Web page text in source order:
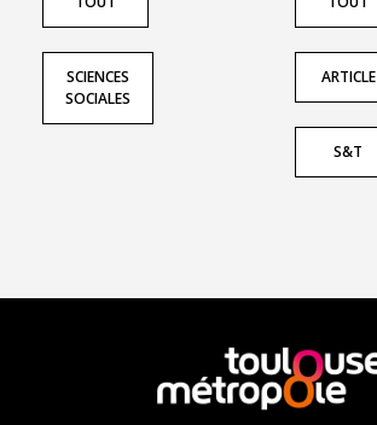
SCIENCES
SOCIALES
ARTICLE
S&T
En
savoir
plus